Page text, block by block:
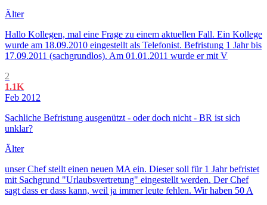
Älter
Hallo Kollegen, mal eine Frage zu einem aktuellen Fall. Ein Kollege
wurde am 18.09.2010 eingestellt als Telefonist. Befristung 1 Jahr bis
17.09.2011 (sachgrundlos). Am 01.01.2011 wurde er mit V
2
1.1K
Feb 2012
Sachliche Befristung ausgenützt - oder doch nicht - BR ist sich
unklar?
Älter
unser Chef stellt einen neuen MA ein. Dieser soll für 1 Jahr befristet
mit Sachgrund "Urlaubsvertretung" eingestellt werden. Der Chef
sagt dass er dass kann, weil ja immer leute fehlen. Wir haben 50 A